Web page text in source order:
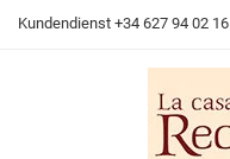
Kundendienst +34 627 94 02 16